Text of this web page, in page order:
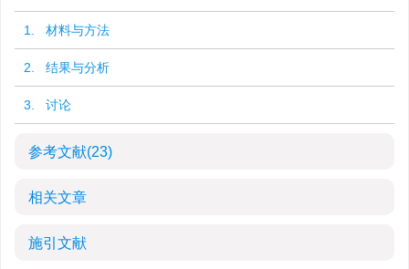
1. 材料与方法
2. 结果与分析
3. 讨论
参考文献(23)
相关文章
施引文献